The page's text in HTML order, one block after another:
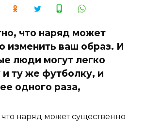
что наряд может
изменить ваш образ. И
люди могут легко
и ту же футболку, и
одного раза,
наряд может существенно